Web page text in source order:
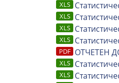
ОТЧЕТЕН